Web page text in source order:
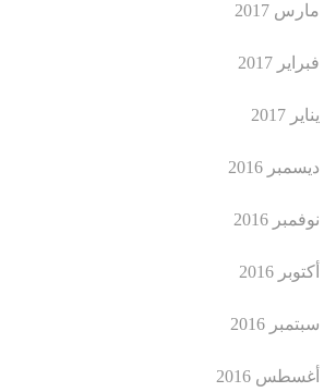
مارس 2017
فبراير 2017
يناير 2017
ديسمبر 2016
نوفمبر 2016
أكتوبر 2016
سبتمبر 2016
أغسطس 2016